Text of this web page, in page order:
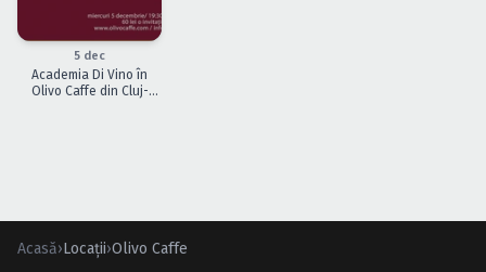
ÎNCHEIAT5 dec
Academia Di Vino în
Olivo Caffe din Cluj-
Acasă›Locații›Olivo Caffe